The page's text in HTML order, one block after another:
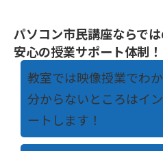
パソコン市民講座ならで
安心の授業サポート体制！
教室では映像授業でわ
分からないところはイ
ートします！